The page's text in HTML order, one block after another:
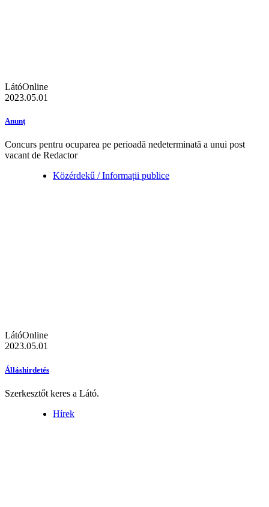
LátóOnline
2023.05.01
Anunţ
Concurs pentru ocuparea pe perioadă nedeterminată a unui post
vacant de Redactor
Közérdekű / Informații publice
LátóOnline
2023.05.01
Álláshirdetés
Szerkesztőt keres a Látó.
Hírek